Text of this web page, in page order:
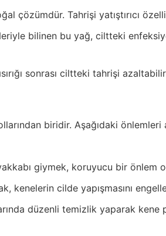
çözümdür. Tahrişi yatıştırıcı
bilinen bu yağ, ciltteki
sonrası ciltteki tahrişi
biridir. Aşağıdaki
giymek, koruyucu bir önlem
kenelerin cilde yapışmasını
düzenli temizlik yaparak kene